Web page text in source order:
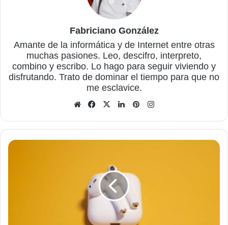
Fabriciano González
Amante de la informática y de Internet entre otras
muchas pasiones. Leo, descifro, interpreto,
combino y escribo. Lo hago para seguir viviendo y
disfrutando. Trato de dominar el tiempo para que no
me esclavice.
Sitio
Facebook
X LinkedInPinterest
Elige